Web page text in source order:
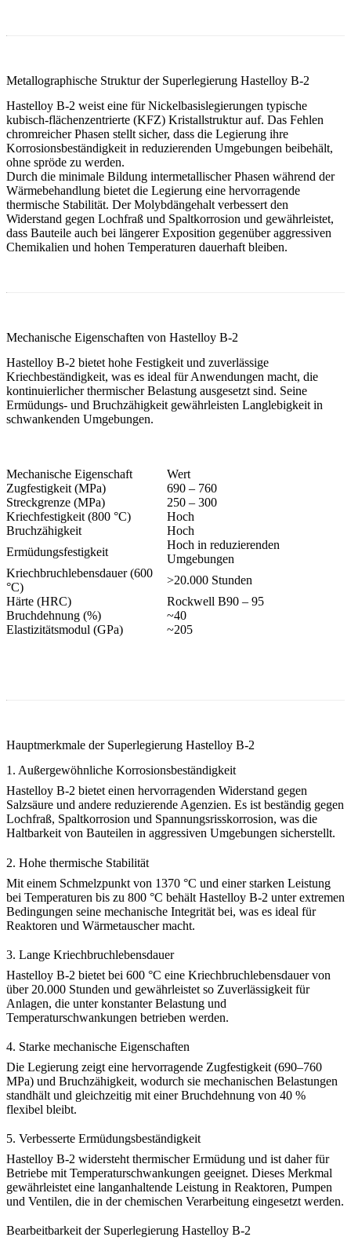
Metallographische Struktur der Superlegierung Hastelloy B-2
Hastelloy B-2 weist eine für Nickelbasislegierungen typische
kubisch-flächenzentrierte (KFZ) Kristallstruktur auf. Das Fehlen
chromreicher Phasen stellt sicher, dass die Legierung ihre
Korrosionsbeständigkeit in reduzierenden Umgebungen beibehält,
ohne spröde zu werden.
Durch die minimale Bildung intermetallischer Phasen während der
Wärmebehandlung bietet die Legierung eine hervorragende
thermische Stabilität. Der Molybdängehalt verbessert den
Widerstand gegen Lochfraß und Spaltkorrosion und gewährleistet,
dass Bauteile auch bei längerer Exposition gegenüber aggressiven
Chemikalien und hohen Temperaturen dauerhaft bleiben.
Mechanische Eigenschaften von Hastelloy B-2
Hastelloy B-2 bietet hohe Festigkeit und zuverlässige
Kriechbeständigkeit, was es ideal für Anwendungen macht, die
kontinuierlicher thermischer Belastung ausgesetzt sind. Seine
Ermüdungs- und Bruchzähigkeit gewährleisten Langlebigkeit in
schwankenden Umgebungen.
Mechanische Eigenschaft
Wert
Zugfestigkeit (MPa)
690 – 760
Streckgrenze (MPa)
250 – 300
Kriechfestigkeit (800 °C)
Hoch
Bruchzähigkeit
Hoch
Ermüdungsfestigkeit
Hoch in reduzierenden
Umgebungen
Kriechbruchlebensdauer (600
°C)
>20.000 Stunden
Härte (HRC)
Rockwell B90 – 95
Bruchdehnung (%)
~40
Elastizitätsmodul (GPa)
~205
Hauptmerkmale der Superlegierung Hastelloy B-2
1. Außergewöhnliche Korrosionsbeständigkeit
Hastelloy B-2 bietet einen hervorragenden Widerstand gegen
Salzsäure und andere reduzierende Agenzien. Es ist beständig gegen
Lochfraß, Spaltkorrosion und Spannungsrisskorrosion, was die
Haltbarkeit von Bauteilen in aggressiven Umgebungen sicherstellt.
2. Hohe thermische Stabilität
Mit einem Schmelzpunkt von 1370 °C und einer starken Leistung
bei Temperaturen bis zu 800 °C behält Hastelloy B-2 unter extremen
Bedingungen seine mechanische Integrität bei, was es ideal für
Reaktoren und Wärmetauscher macht.
3. Lange Kriechbruchlebensdauer
Hastelloy B-2 bietet bei 600 °C eine Kriechbruchlebensdauer von
über 20.000 Stunden und gewährleistet so Zuverlässigkeit für
Anlagen, die unter konstanter Belastung und
Temperaturschwankungen betrieben werden.
4. Starke mechanische Eigenschaften
Die Legierung zeigt eine hervorragende Zugfestigkeit (690–760
MPa) und Bruchzähigkeit, wodurch sie mechanischen Belastungen
standhält und gleichzeitig mit einer Bruchdehnung von 40 %
flexibel bleibt.
5. Verbesserte Ermüdungsbeständigkeit
Hastelloy B-2 widersteht thermischer Ermüdung und ist daher für
Betriebe mit Temperaturschwankungen geeignet. Dieses Merkmal
gewährleistet eine langanhaltende Leistung in Reaktoren, Pumpen
und Ventilen, die in der chemischen Verarbeitung eingesetzt werden.
Bearbeitbarkeit der Superlegierung Hastelloy B-2